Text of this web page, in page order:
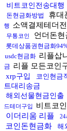
비트코인전송대행
돈현금화방법 휴대
행 소액결제테더
무통코인
언더돈현
롯데상품권현금화
usdc현금화 리플삽
금 리플 모든코인
xrp구입 코인현금
트대리송금
해외선물현금인출
드테더구입 비트코
이더리움 리플
코인돈현금화 해